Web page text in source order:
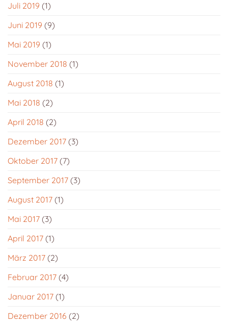
Juli 2019 (1)
Juni 2019 (9)
Mai 2019 (1)
November 2018 (1)
August 2018 (1)
Mai 2018 (2)
April 2018 (2)
Dezember 2017 (3)
Oktober 2017 (7)
September 2017 (3)
August 2017 (1)
Mai 2017 (3)
April 2017 (1)
März 2017 (2)
Februar 2017 (4)
Januar 2017 (1)
Dezember 2016 (2)